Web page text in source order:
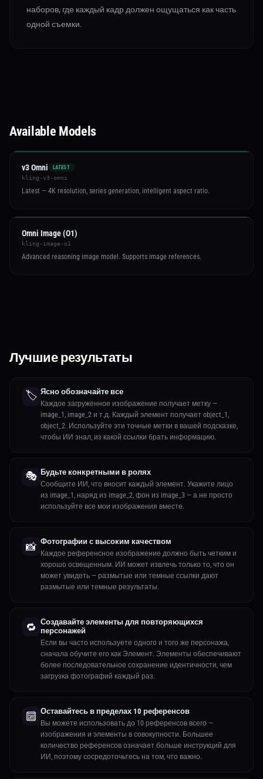
наборов, где каждый кадр должен ощущаться как часть
одной съемки.
Available Models
v3 Omni LATEST
kling-v3-omni
Latest — 4K resolution, series generation, intelligent aspect ratio.
Omni Image (O1)
kling-image-o1
Advanced reasoning image model. Supports image references.
Лучшие результаты
🏷️ Ясно обозначайте все
Каждое загруженное изображение получает метку —
image_1, image_2 и т.д. Каждый элемент получает object_1,
object_2. Используйте эти точные метки в вашей подсказке,
чтобы ИИ знал, из какой ссылки брать информацию.
🎭 Будьте конкретными в ролях
Сообщите ИИ, что вносит каждый элемент. Укажите лицо
из image_1, наряд из image_2, фон из image_3 — а не просто
используйте все мои изображения вместе.
📸 Фотографии с высоким качеством
Каждое референсное изображение должно быть четким и
хорошо освещенным. ИИ может извлечь только то, что он
может увидеть — размытые или темные ссылки дают
размытые или темные результаты.
🔁 Создавайте элементы для повторяющихся
персонажей
Если вы часто используете одного и того же персонажа,
сначала обучите его как Элемент. Элементы обеспечивают
более последовательное сохранение идентичности, чем
загрузка фотографий каждый раз.
🔟 Оставайтесь в пределах 10 референсов
Вы можете использовать до 10 референсов всего —
изображения и элементы в совокупности. Большее
количество референсов означает больше инструкций для
ИИ, поэтому сосредоточьтесь на том, что важно.